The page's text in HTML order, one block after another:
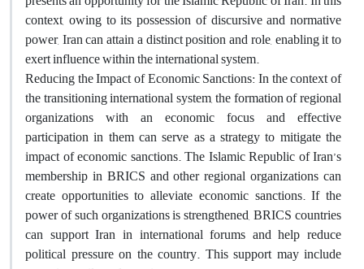
context, owing to its possession of discursive and normative
power, Iran can attain a distinct position and role, enabling it to
exert influence within the international system.
Reducing the Impact of Economic Sanctions: In the context of
the transitioning international system, the formation of regional
organizations with an economic focus and effective
participation in them can serve as a strategy to mitigate the
impact of economic sanctions. The Islamic Republic of Iran’s
membership in BRICS and other regional organizations can
create opportunities to alleviate economic sanctions. If the
power of such organizations is strengthened, BRICS countries
can support Iran in international forums and help reduce
political pressure on the country. This support may include